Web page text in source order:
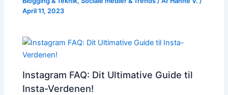
April 11, 2023
Instagram FAQ: Dit Ultimative Guide til
Insta-Verdenen!